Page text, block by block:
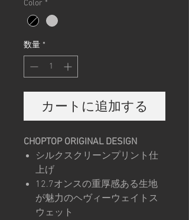
Color *
数量 *
カートに追加する
CHOPTOP ORIGINAL DESIGN
シルクスクリーンプリント仕
上げ
12.7オンスの重厚感ある生地
が魅力のヘヴィーウェイトス
ウェット